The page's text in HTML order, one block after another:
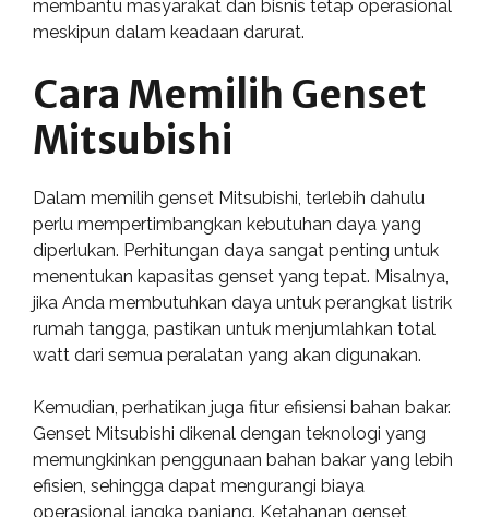
membantu masyarakat dan bisnis tetap operasional
meskipun dalam keadaan darurat.
Cara Memilih Genset
Mitsubishi
Dalam memilih genset Mitsubishi, terlebih dahulu
perlu mempertimbangkan kebutuhan daya yang
diperlukan. Perhitungan daya sangat penting untuk
menentukan kapasitas genset yang tepat. Misalnya,
jika Anda membutuhkan daya untuk perangkat listrik
rumah tangga, pastikan untuk menjumlahkan total
watt dari semua peralatan yang akan digunakan.
Kemudian, perhatikan juga fitur efisiensi bahan bakar.
Genset Mitsubishi dikenal dengan teknologi yang
memungkinkan penggunaan bahan bakar yang lebih
efisien, sehingga dapat mengurangi biaya
operasional jangka panjang. Ketahanan genset